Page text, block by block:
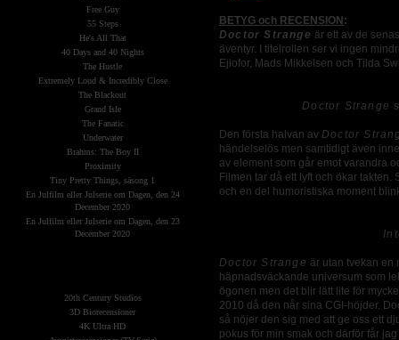
BETYG och RECENSION :
Doctor Strange är ett av de
äventyr. I titelrollen ser vi ingen
Ejiofor, Mads Mikkelsen och Tilda
Doctor Strange
Den första halvan av Doctor
händelselös men samtidigt även
av element som går emot varandra
Filmen tar då ett lyft och ökar
och en del humoristiska moment
Doctor Strange är utan tvekan en
häpnadsväckande universum som
ögonen men det blir lätt lite för
2010 då den når sina CGI-höjder.
så nöjer den sig med att ge oss ett
pokus för min smak och därför får
Free Guy
55 Steps
He's All That
40 Days and 40 Nights
The Hustle
Extremely Loud & Incredibly Close
The Blackout
Grand Isle
The Fanatic
Underwater
Brahms: The Boy II
Proximity
Tiny Pretty Things, säsong 1
En Julfilm eller Julserie om Dagen, den 24
December 2020
En Julfilm eller Julserie om Dagen, den 23
December 2020
20th Century Studios
3D Biorecensioner
4K Ultra HD